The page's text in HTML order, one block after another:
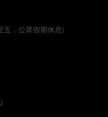
五，公眾假期休息)